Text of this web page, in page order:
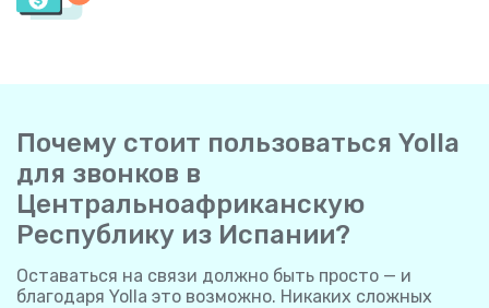
Почему стоит пользоваться Yolla
для звонков в
Центральноафриканскую
Республику из Испании?
Оставаться на связи должно быть просто — и
благодаря Yolla это возможно. Никаких сложных